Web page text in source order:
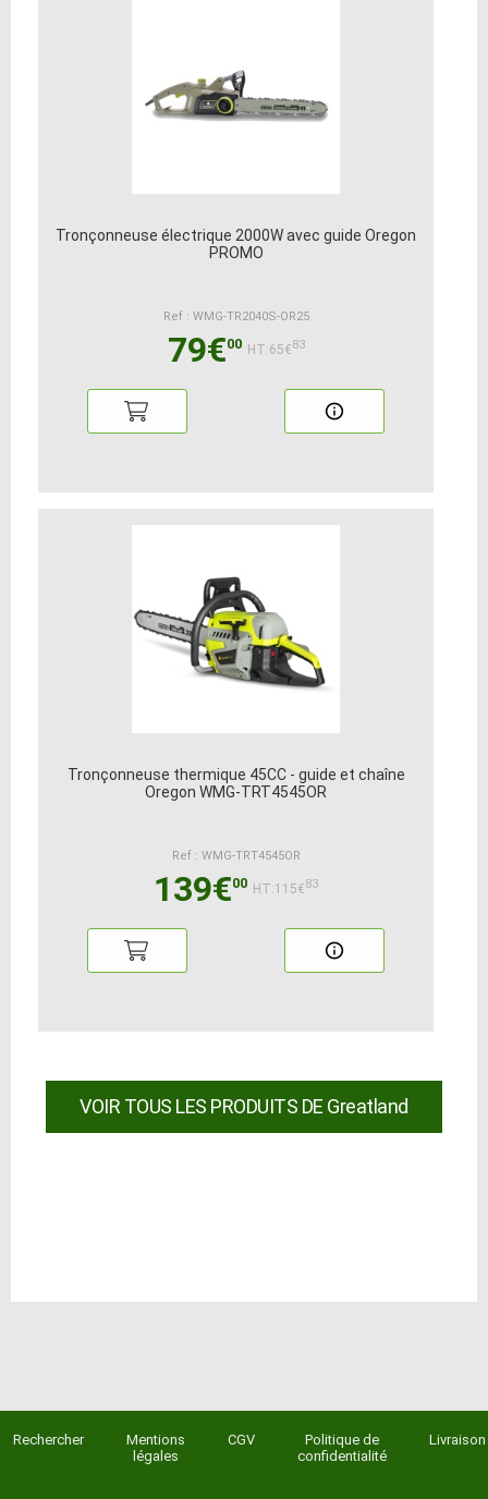
Tronçonneuse électrique 2000W avec guide Oregon
PROMO
Ref : WMG-TR2040S-OR25
79€00 HT:65€83
Tronçonneuse thermique 45CC - guide et chaîne
Oregon WMG-TRT4545OR
Ref : WMG-TRT4545OR
139€00 HT:115€83
VOIR TOUS LES PRODUITS DE Greatland
Rechercher
Mentions
légales
CGV
Politique de
confidentialité
Livraison